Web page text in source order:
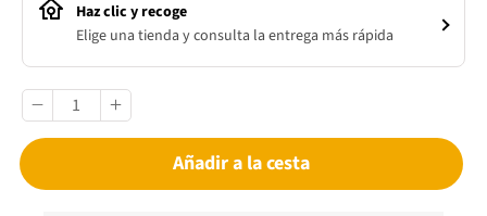
Haz clic y recoge
Elige una tienda y consulta la entrega más rápida
Añadir a la cesta